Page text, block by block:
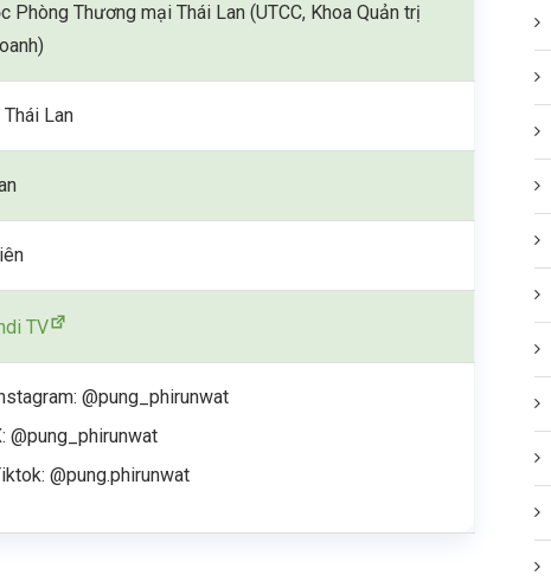
Phòng Thương mại Thái Lan (UTCC, Khoa Quản trị
Thái Lan
TV
@pung_phirunwat
@pung_phirunwat
@pung.phirunwat